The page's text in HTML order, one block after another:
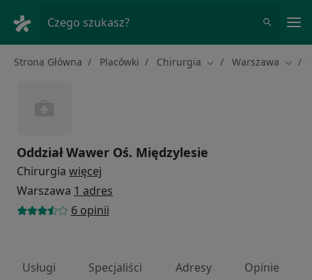
Czego szukasz?
Strona Główna Placówki Chirurgia Zmień miasto
Warszawa
Oddział Wawer Oś. Międzylesie
Chirurgia więcej
Warszawa 1 adres
6 opinii
Usługi Specjaliści Adresy Opinie